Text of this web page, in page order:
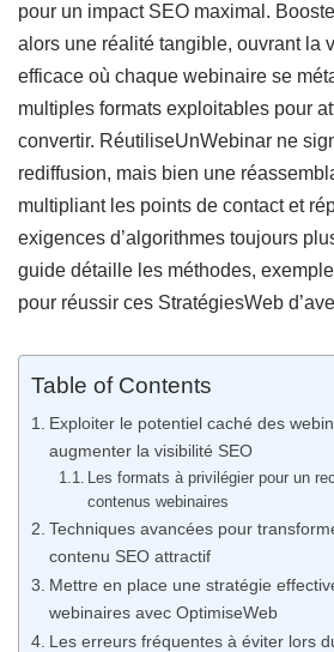
pour un impact SEO maximal.
alors une réalité tangible, ouvrant la
efficace où chaque webinaire se
multiples formats exploitables pour
convertir. RéutiliseUnWebinar ne
rediffusion, mais bien une
multipliant les points de contact et
exigences d’algorithmes toujours
guide détaille les méthodes,
pour réussir ces StratégiesWeb
Table of Contents
Exploiter le potentiel caché des
augmenter la visibilité SEO
Les formats à privilégier pour un
contenus webinaires
Techniques avancées pour
contenu SEO attractif
Mettre en place une stratégie
webinaires avec OptimiseWeb
Les erreurs fréquentes à éviter lors